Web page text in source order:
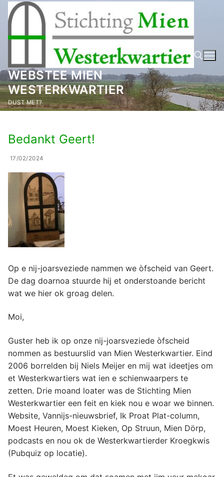
naar
inhoud
WEBSTEE MIEN
WESTERKWARTIER
DUST MET? Zoeken naar:
Bedankt Geert!
17/02/2024
Op e nij-joarsveziede nammen we òfscheid van Geert.
De dag doarnoa stuurde hij et onderstoande bericht
wat we hier ok groag delen.
Moi,
Guster heb ik op onze nij-joarsveziede òfscheid
nommen as bestuurslid van Mien Westerkwartier. Eind
2006 borrelden bij Niels Meijer en mij wat ideetjes om
et Westerkwartiers wat ien e schienwaarpers te
zetten. Drie moand loater was de Stichting Mien
Westerkwartier een feit en kiek nou e woar we binnen.
Website, Vannijs-nieuwsbrief, Ik Proat Plat-column,
Moest Heuren, Moest Kieken, Op Struun, Mien Dörp,
podcasts en nou ok de Westerkwartierder Kroegkwis
(Pubquiz op locatie).